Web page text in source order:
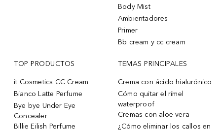
Body Mist
Ambientadores
Primer
Bb cream y cc cream
TOP PRODUCTOS
it Cosmetics CC Cream
Bianco Latte Perfume
Bye bye Under Eye
Concealer
Billie Eilish Perfume
TEMAS PRINCIPALES
Crema con ácido hialurónico
Cómo quitar el rímel
waterproof
Cremas con aloe vera
¿Cómo eliminar los callos en